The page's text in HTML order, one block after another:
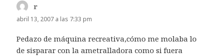
r
abril 13, 2007 a las 7:33 pm
Pedazo de máquina recreativa,cómo me molaba lo
de sisparar con la ametralladora como si fuera